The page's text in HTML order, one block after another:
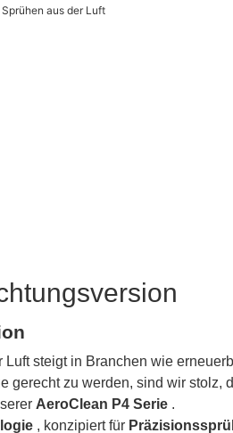
steigt in Branchen wie
gerecht zu werden, sind wir stolz,
AeroClean P4 Serie .
, konzipiert für